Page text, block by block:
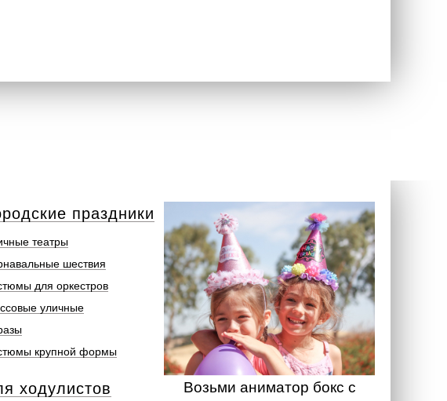
театры
шествия
для оркестров
уличные
крупной формы
праздники
ходулистов
Возьми аниматор бокс с